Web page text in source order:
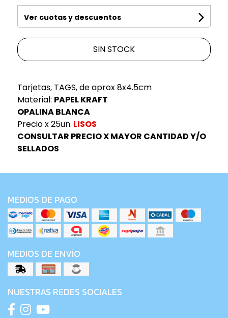
Ver cuotas y descuentos
SIN STOCK
Tarjetas, TAGS, de aprox 8x4.5cm
Material: PAPEL KRAFT
OPALINA BLANCA
Precio x 25un. LISOS
CONSULTAR PRECIO X MAYOR CANTIDAD Y/O
SELLADOS
MEDIOS DE PAGO
MEDIOS DE ENVÍO
NUESTRAS REDES SOCIALES